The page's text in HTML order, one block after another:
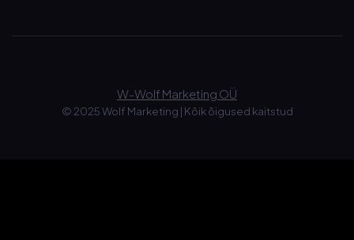
W-Wolf Marketing OÜ
© 2025 Wolf Marketing | Kõik õigused kaitstud